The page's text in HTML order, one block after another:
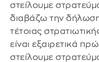
στείλουμε
διαβάζω την
τέτοιας
είναι εξαιρετικά
στείλουμε